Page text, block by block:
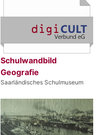
Schulwandbild
Geografie
Saarländisches Schulmuseum